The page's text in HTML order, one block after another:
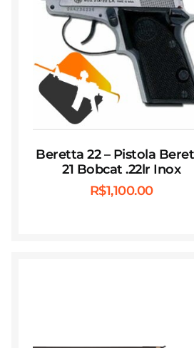
Beretta 22 – Pistola
21 Bobcat .22lr Inox
R$1,100.00